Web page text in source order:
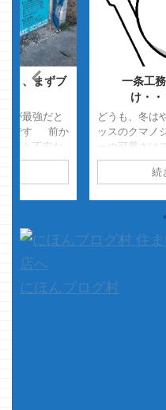
り、まずブ
が最強だと
ーです 前か
所と不安な
が 今思い返
メーカーと
が ①一条
いない ②
一条工
け・
どうも、冬は
ッスのクマ
ーの可愛さは
ピィーーー
ァウルッ！
です 先日、
建築中って事
続
にほんブログ村